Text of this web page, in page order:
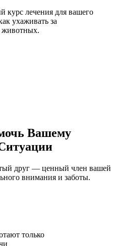
курс лечения для вашего
ухаживать за
животных.
Вашему
друг — ценный член вашей
внимания и заботы.
только